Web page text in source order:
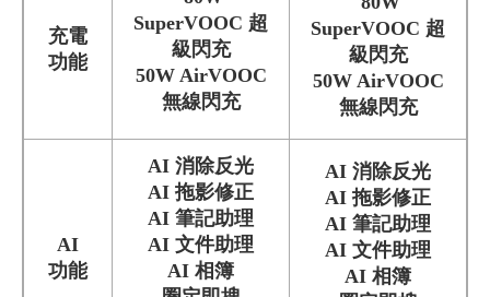
充電
功能
SuperVOOC 超
級閃充
50W AirVOOC
無線閃充
SuperVOOC 超
級閃充
50W AirVOOC
無線閃充
AI
功能
AI 消除反光
AI 拖影修正
AI 筆記助理
AI 文件助理
AI 相簿
AI 消除反光
AI 拖影修正
AI 筆記助理
AI 文件助理
AI 相簿